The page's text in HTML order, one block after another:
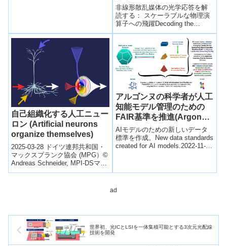
Scattering Medium for
Optical Encryption,
Computation, and
Machine Learning)
非線形散乱媒体の光学応答を解
読する： スケーラブルな物理演
算子への飛躍Decoding the
Optical Response of Nonlinear
自己組織化する人工ニュー
ロン (Artificial neurons
organize themselves)
2025-03-28 ドイツ連邦共和国・
マックスプランク協会 (MPG）©
Andreas Schneider, MPI-DSマッ
クス・プランク研究所とゲッテ
アルゴンヌの科学者が人工
知能モデル管理のための
FAIR基準を推進(Argonne
scientists promote FAIR
standards for managing
artificial intelligence
AIモデルのための新しいデータ
標準を作成。New data standards
created for AI models.2022-11-10
ad
世界初、光ICとLSIを一体集積可能とする3次元光配線
技術を開発